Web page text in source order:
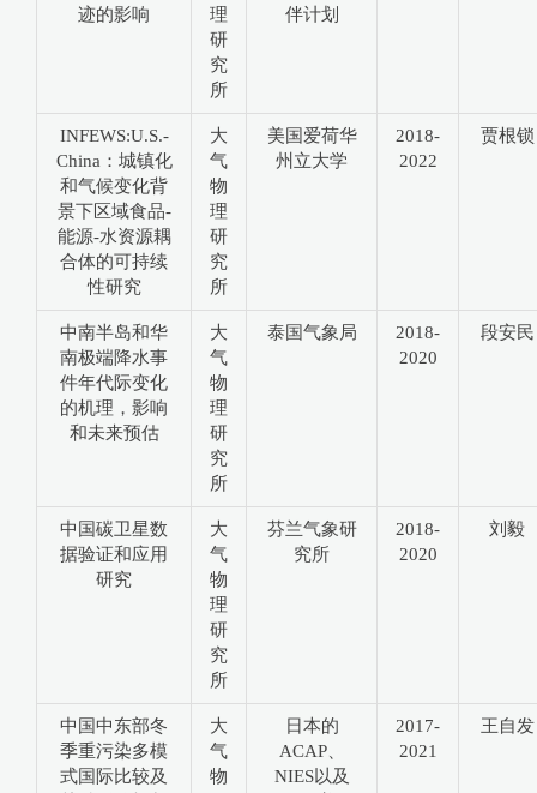
迹的影响
理
研
究
所
伴计划
INFEWS:U.S.-
China：城镇化
和气候变化背
景下区域食品-
能源-水资源耦
合体的可持续
性研究
大
气
物
理
研
究
所
美国爱荷华
州立大学
2018-
2022
贾根锁
中南半岛和华
南极端降水事
件年代际变化
的机理，影响
和未来预估
大
气
物
理
研
究
所
泰国气象局
2018-
2020
段安民
中国碳卫星数
据验证和应用
研究
大
气
物
理
研
究
所
芬兰气象研
究所
2018-
2020
刘毅
中国中东部冬
季重污染多模
式国际比较及
大
气
物
日本的
ACAP、
NIES以及
2017-
2021
王自发